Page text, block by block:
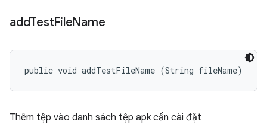
addTestFileName
public void addTestFileName (String fileName)
Thêm tệp vào danh sách tệp apk cần cài đặt